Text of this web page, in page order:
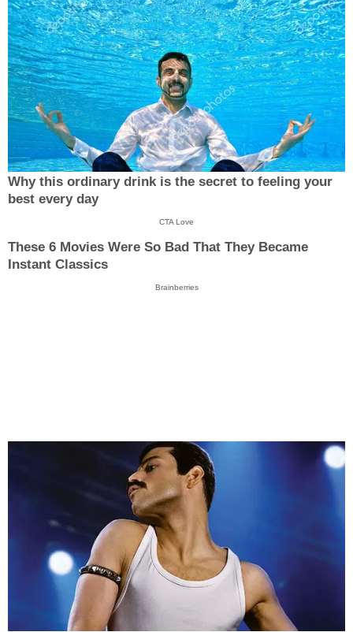
Why this ordinary drink is the secret to feeling your
best every day
CTA Love
These 6 Movies Were So Bad That They Became
Instant Classics
Brainberries